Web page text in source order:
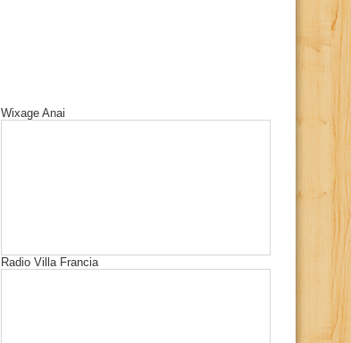
Wixage Anai
Radio Villa Francia